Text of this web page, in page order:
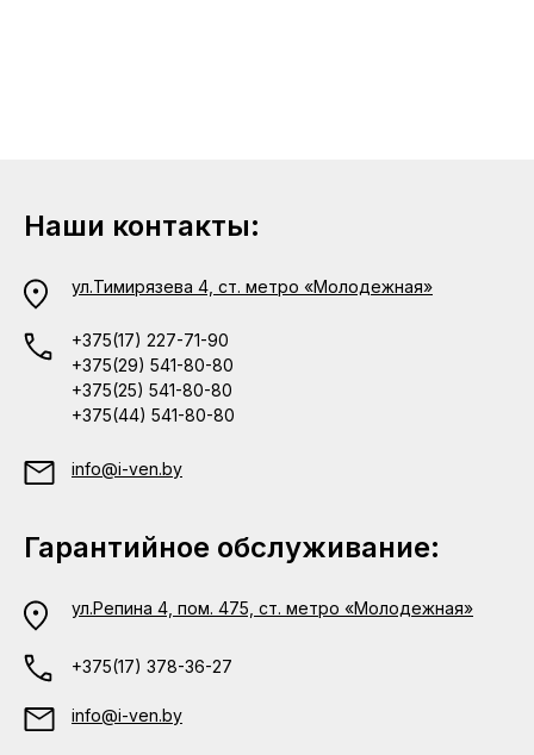
Наши контакты:
ул.Тимирязева 4, ст. метро «Молодежная»
+375(17) 227-71-90
+375(29) 541-80-80
+375(25) 541-80-80
+375(44) 541-80-80
info@i-ven.by
Гарантийное обслуживание:
ул.Репина 4, пом. 475, ст. метро «Молодежная»
+375(17) 378-36-27
info@i-ven.by